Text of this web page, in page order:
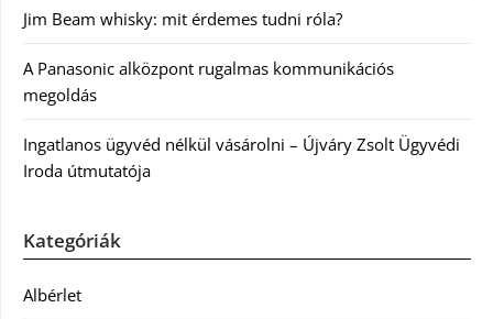
Jim Beam whisky: mit érdemes tudni róla?
A Panasonic alközpont rugalmas kommunikációs
megoldás
Ingatlanos ügyvéd nélkül vásárolni – Újváry Zsolt Ügyvédi
Iroda útmutatója
Kategóriák
Albérlet